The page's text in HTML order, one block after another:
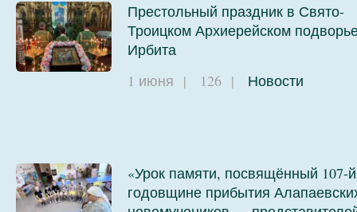
Престольный праздник в Свято-
Троицком Архиерейском
Ирбита
1 июня | 126 | Новости
«Урок памяти, посвящённый 107-й
годовщине прибытия